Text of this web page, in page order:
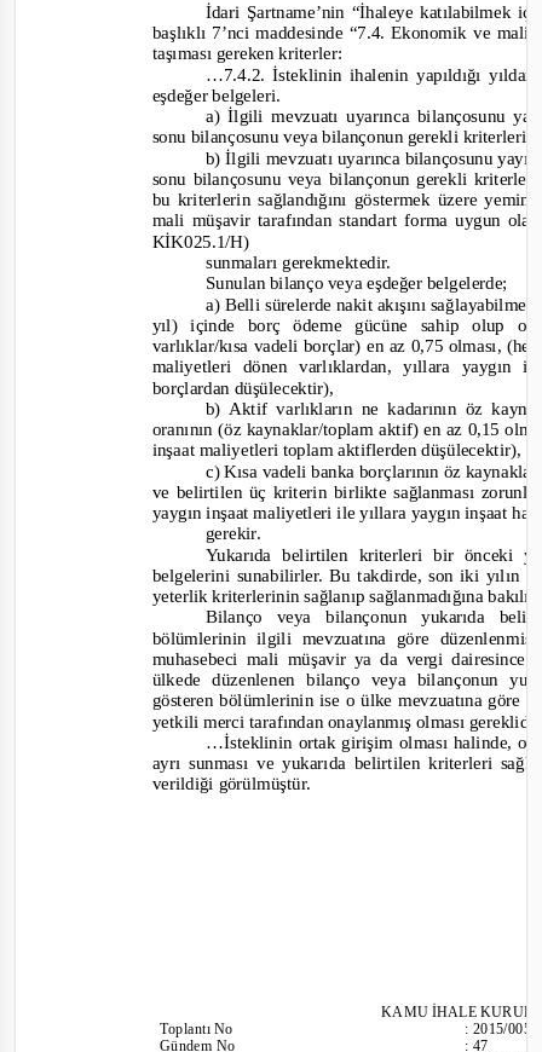
İdari Şartname’nin “İhaleye katılabilmek
başlıklı 7’nci maddesinde “7.4. Ekonomik ve mali
taşıması gereken kriterler:
…7.4.2. İsteklinin ihalenin yapıldığı
eşdeğer belgeleri.
a) İlgili mevzuatı uyarınca bilançosunu
sonu bilançosunu veya bilançonun gerekli kriterleri
b) İlgili mevzuatı uyarınca bilançosunu
sonu bilançosunu veya bilançonun gerekli
bu kriterlerin sağlandığını göstermek üzere
mali müşavir tarafından standart forma uygun
KİK025.1/H)
sunmaları gerekmektedir.
Sunulan bilanço veya eşdeğer belgelerde;
a) Belli sürelerde nakit akışını
yıl) içinde borç ödeme gücüne sahip olup
varlıklar/kısa vadeli borçlar) en az 0,75 olması,
maliyetleri dönen varlıklardan, yıllara
borçlardan düşülecektir),
b) Aktif varlıkların ne kadarının öz
oranının (öz kaynaklar/toplam aktif) en az 0,15
inşaat maliyetleri toplam aktiflerden düşülecektir),
c) Kısa vadeli banka borçlarının öz
ve belirtilen üç kriterin birlikte sağlanması
yaygın inşaat maliyetleri ile yıllara yaygın inşaat
gerekir.
Yukarıda belirtilen kriterleri bir önceki
belgelerini sunabilirler. Bu takdirde, son iki yılın
yeterlik kriterlerinin sağlanıp sağlanmadığına
Bilanço veya bilançonun yukarıda
bölümlerinin ilgili mevzuatına göre
muhasebeci mali müşavir ya da vergi dairesince
ülkede düzenlenen bilanço veya bilançonun
gösteren bölümlerinin ise o ülke mevzuatına göre
yetkili merci tarafından onaylanmış olması
…İsteklinin ortak girişim olması halinde,
ayrı sunması ve yukarıda belirtilen kriterleri
verildiği görülmüştür.
KAMU İHALE
ToplantıNo
Gündem No
:2015/005
:47